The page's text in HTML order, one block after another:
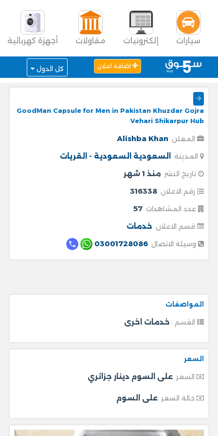
سيارات إلكترونيات مقاولات أجهزة كهربائية
اضافة اعلان كل الدول
GoodMan Capsule for Men in Pakistan Khuzdar Gojra
Vehari Shikarpur Hub
المعلن Alishba Khan
المدينة السعودية السعودية - القريات
تاريخ النشر منذ 1 شهر
رقم الاعلان 316338
عدد المشاهدات 57
قسم الاعلان خدمات
وسيلة الاتصال 03001728086
المواصفات
خدمات اخرى
السعر
السعر على السوم دينار جزائري
حالة السعر على السوم